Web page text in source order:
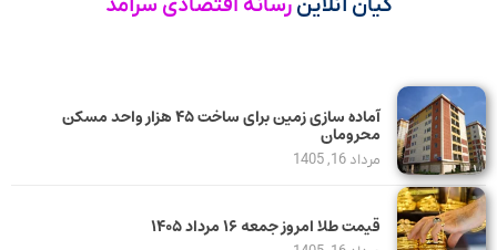
کیان آنلاین رسانه اقتصادی سرآمد
آماده سازی زمین برای ساخت ۴۵ هزار واحد مسکن
محرومان
مرداد 16, 1405
قیمت طلا امروز جمعه ۱۶ مرداد ۱۴۰۵